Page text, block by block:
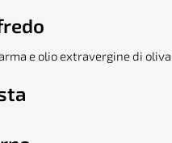
e olio extravergine di oliva